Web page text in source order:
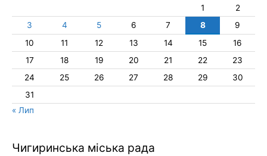
1
2
3
4 5 6 7 8
9
10
11 12 13 14 15
16
17
18 19 20 21 22
23
24
25 26 27 28 29
30
31
« Лип
Чигиринська міська рада